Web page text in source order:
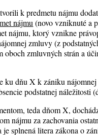
k predmetu nájmu
nájmu (novo vzniknuté a
nájmu, ktorý vznikne
zmluvy (z
oboch zmluvných strán a
ku dňu X k zániku
podstatnej náležitosti
teda dňom X,
nájmu za zachovania
je splnená litera zákona o